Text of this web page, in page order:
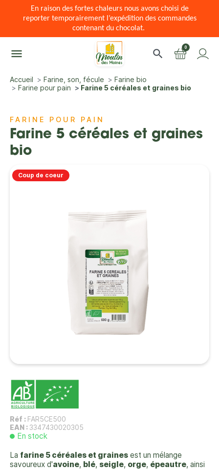
En raison des fortes chaleurs nous avons choisi de
reporter temporairement l’expédition des commandes
contenant du chocolat.
menu search 0
Accueil Farine, son, fécule
Farine bio
Farine pour pain
Farine 5 céréales et graines bio
FARINE POUR PAIN
Farine 5 céréales et graines
bio
Coup de coeur
Réf : FAR5CE500
EAN : 3347430020305
En stock
La farine 5 céréales et graines est un mélange
savoureux d'avoine, blé, seigle, orge, épeautre, ainsi